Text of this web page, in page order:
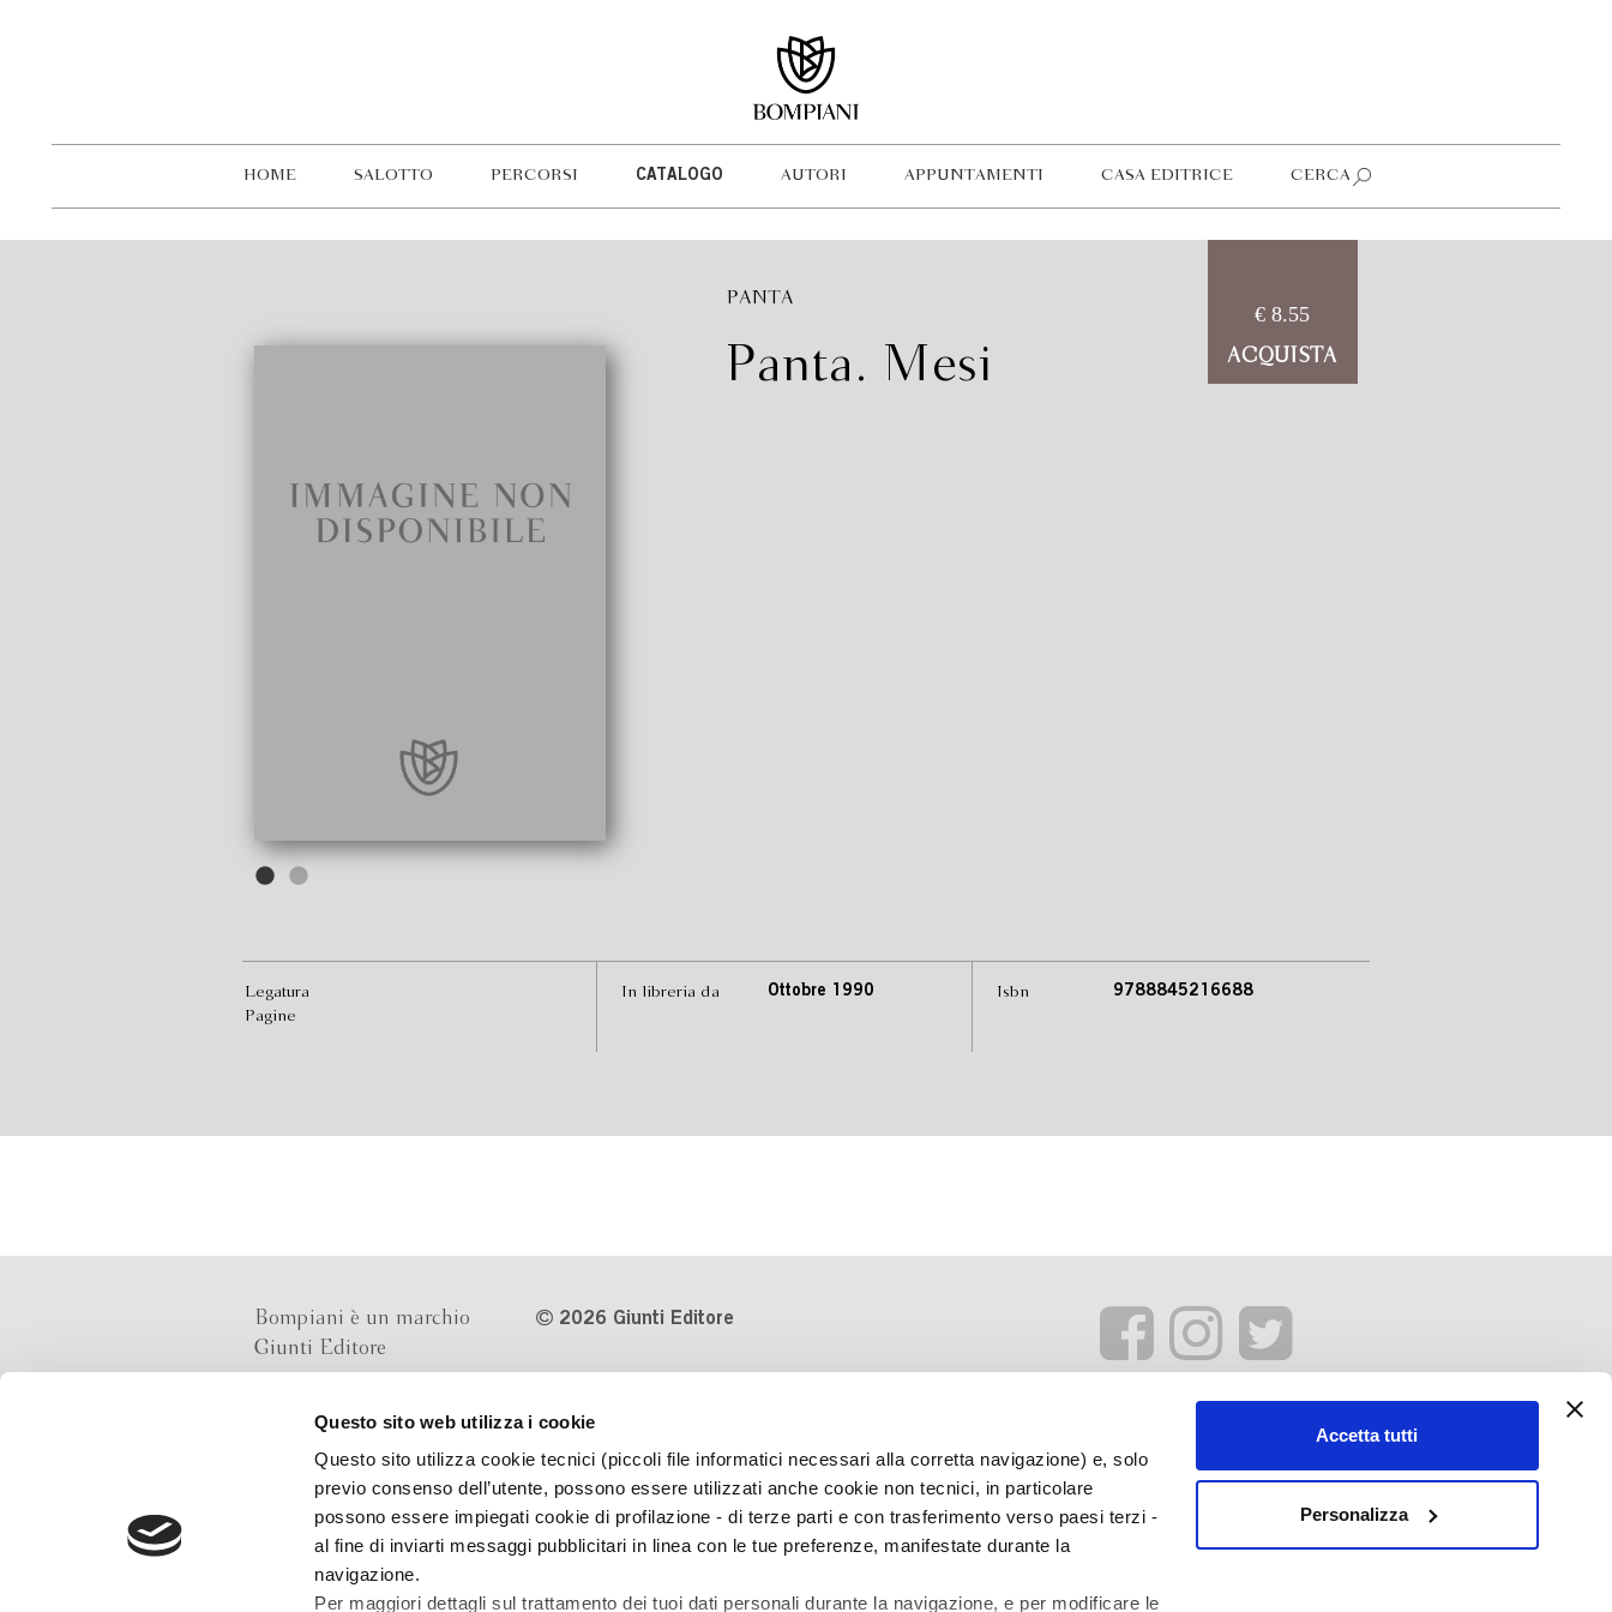
Questo sito web utilizza i cookie
Questo sito utilizza cookie tecnici (piccoli file informatici necessari alla corretta navigazione) e, solo
previo consenso dell’utente, possono essere utilizzati anche cookie non tecnici, in particolare
possono essere impiegati cookie di profilazione - di terze parti e con trasferimento verso paesi terzi -
al fine di inviarti messaggi pubblicitari in linea con le tue preferenze, manifestate durante la
navigazione.
Per maggiori dettagli sul trattamento dei tuoi dati personali durante la navigazione, e per modificare le
Accetta tutti
Personalizza
HOME SALOTTO PERCORSI CATALOGO AUTORI APPUNTAMENTI CASA EDITRICE CERCA
PANTA
Panta. Mesi
€ 8.55
ACQUISTA
Legatura
Pagine
In libreria da Ottobre 1990 Isbn 9788845216688
Bompiani è un marchio
Giunti Editore
Via Bolognese 165,
50139 Firenze
Via G.B.Pirelli 30,
2026 Giunti Editore
Numero d'iscrizione al Registro
Imprese di Milano REA 1327444
Informativa sulla privacy